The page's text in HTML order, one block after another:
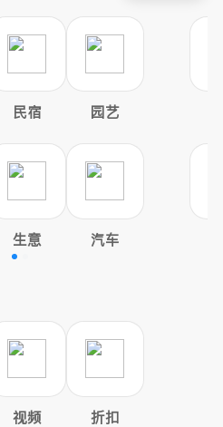
民宿 园艺
生意 汽车
视频 折扣